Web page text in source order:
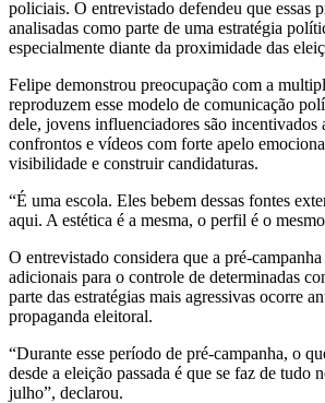
policiais. O entrevistado defendeu que essas
analisadas como parte de uma estratégia
especialmente diante da proximidade das
Felipe demonstrou preocupação com a
reproduzem esse modelo de comunicação
dele, jovens influenciadores são incentivados
confrontos e vídeos com forte apelo
visibilidade e construir candidaturas.
“É uma escola. Eles bebem dessas fontes
aqui. A estética é a mesma, o perfil é o
O entrevistado considera que a pré-
adicionais para o controle de determinadas
parte das estratégias mais agressivas ocorre
propaganda eleitoral.
“Durante esse período de pré-campanha, o
desde a eleição passada é que se faz de tudo
julho”, declarou.